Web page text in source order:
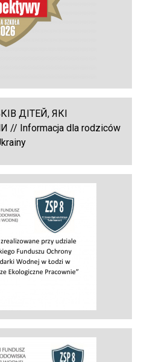
ДІТЕЙ, ЯКІ
Informacja dla rodziców